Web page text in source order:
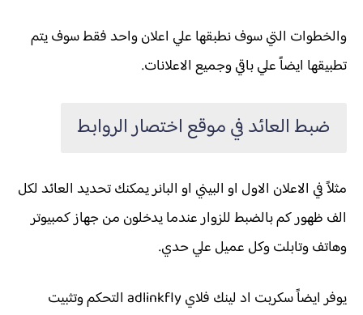
والخطوات التي سوف نطبقها علي اعلان واحد فقط سوف يتم
تطبيقها ايضاً علي باقي وجميع الاعلانات.
ضبط العائد في موقع اختصار الروابط
مثلاً في الاعلان الاول او البيني او البانر يمكنك تحديد العائد لكل
الف ظهور كم بالضبط للزوار عندما يدخلون من جهاز كمبيوتر
وهاتف وتابلت وكل عميل علي حدي.
يوفر ايضاً سكربت اد لينك فلاي adlinkfly التحكم وتثبيت